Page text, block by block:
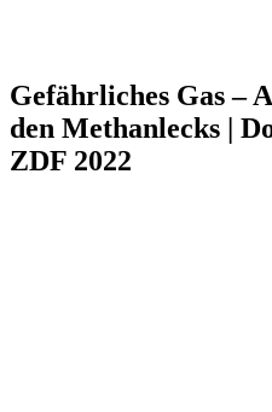
Gefährliches Gas –
den Methanlecks |
ZDF 2022